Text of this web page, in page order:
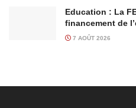
Education : La
financement de
7 AOÛT 2026